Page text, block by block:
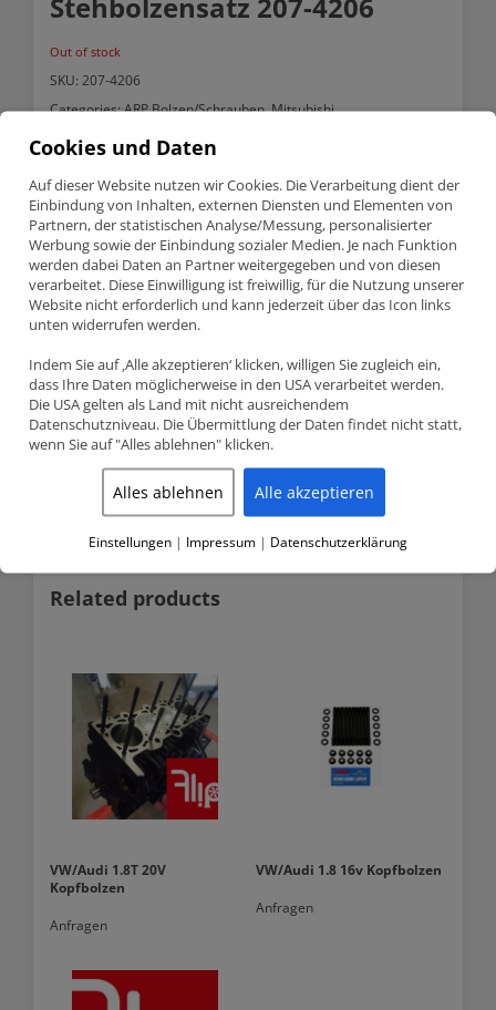
Out of stock
SKU: 207-4206
Categories:ARP Bolzen/Schrauben,Mitsubishi
Description
Description
Mitsubishi EVO X 2.0 16V 4B11 ARP Zylinderkopf
Stehbolzensatz 207-4206
Teilenummer 207-4206
Mitsubishi Lancer EVO X – 2.0 16V (4B11)
Information:
ARP sind ein Hersteller von Verbindungselementen (Bolzen und
Stehbolzen) im Motoren und Antriebsstränge, die von OEM-
Ersatzteile zu Spezialhardware für den Rennsport gefunden.
ARP ist weltweit führend in der Befestigungstechnik.
Related products
VW/Audi 1.8T 20V
Kopfbolzen
Anfragen
VW/Audi 1.8 16v Kopfbolzen
Anfragen
Cookies und Daten
Auf dieser Website nutzen wir Cookies. Die Verarbeitung dient der
Einbindung von Inhalten, externen Diensten und Elementen von
Partnern, der statistischen Analyse/Messung, personalisierter
Werbung sowie der Einbindung sozialer Medien. Je nach Funktion
werden dabei Daten an Partner weitergegeben und von diesen
verarbeitet. Diese Einwilligung ist freiwillig, für die Nutzung unserer
Website nicht erforderlich und kann jederzeit über das Icon links
unten widerrufen werden.
Indem Sie auf ‚Alle akzeptieren‘ klicken, willigen Sie zugleich ein,
dass Ihre Daten möglicherweise in den USA verarbeitet werden.
Die USA gelten als Land mit nicht ausreichendem
Datenschutzniveau. Die Übermittlung der Daten findet nicht statt,
wenn Sie auf "Alles ablehnen" klicken.
Alles ablehnen Alle akzeptieren
Einstellungen | Impressum | Datenschutzerklärung